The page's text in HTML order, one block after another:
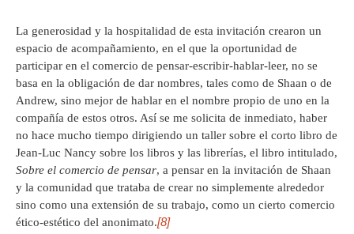
La generosidad y la hospitalidad de esta invitación crearon un
espacio de acompañamiento, en el que la oportunidad de
participar en el comercio de pensar-escribir-hablar-leer, no se
basa en la obligación de dar nombres, tales como de Shaan o de
Andrew, sino mejor de hablar en el nombre propio de uno en la
compañía de estos otros. Así se me solicita de inmediato, haber
no hace mucho tiempo dirigiendo un taller sobre el corto libro de
Jean-Luc Nancy sobre los libros y las librerías, el libro intitulado,
Sobre el comercio de pensar, a pensar en la invitación de Shaan
y la comunidad que trataba de crear no simplemente alrededor
sino como una extensión de su trabajo, como un cierto comercio
ético-estético del anonimato.[8]